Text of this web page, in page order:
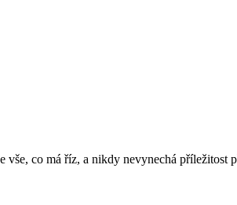
co má říz, a nikdy nevynechá příležitost